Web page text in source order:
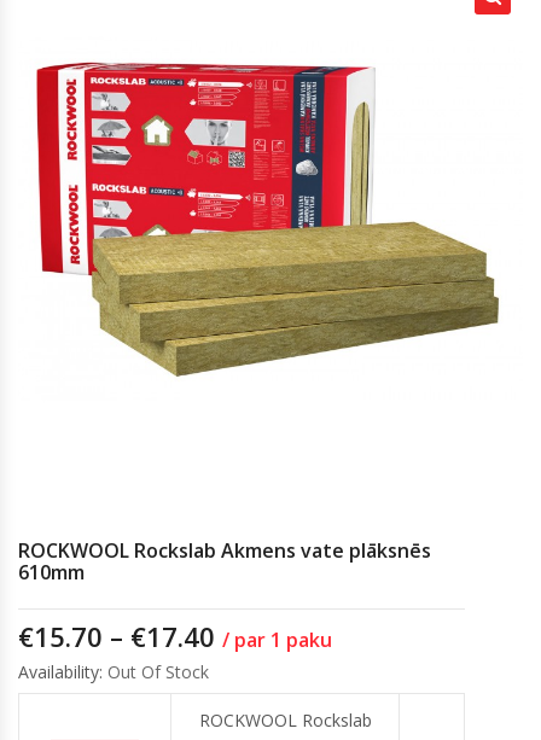
ROCKWOOL Rockslab Akmens vate plāksnēs
610mm
€15.70 – €17.40 / par 1 paku
Availability: Out Of Stock
ROCKWOOL Rockslab